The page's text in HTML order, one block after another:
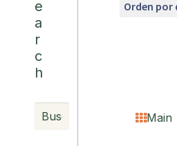
e
a
r
c
h
Main